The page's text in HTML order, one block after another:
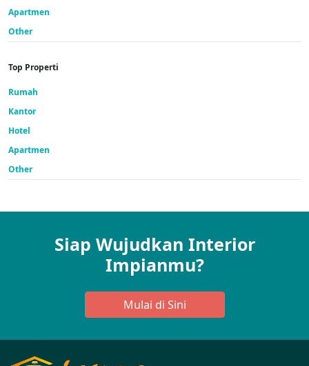
Apartmen
Other
Top Properti
Rumah
Kantor
Hotel
Apartmen
Other
Siap Wujudkan Interior
Impianmu?
Mulai di Sini